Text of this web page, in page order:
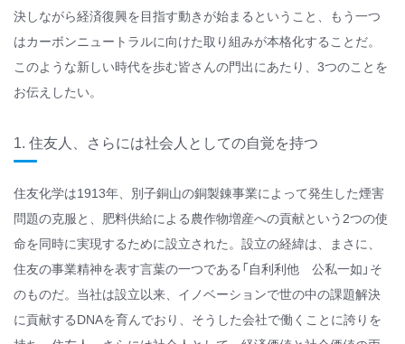
決しながら経済復興を目指す動きが始まるということ、もう一つ
はカーボンニュートラルに向けた取り組みが本格化することだ。
このような新しい時代を歩む皆さんの門出にあたり、3つのことを
お伝えしたい。
1. 住友人、さらには社会人としての自覚を持つ
住友化学は1913年、別子銅山の銅製錬事業によって発生した煙害
問題の克服と、肥料供給による農作物増産への貢献という2つの使
命を同時に実現するために設立された。設立の経緯は、まさに、
住友の事業精神を表す言葉の一つである「自利利他 公私一如」そ
のものだ。当社は設立以来、イノベーションで世の中の課題解決
に貢献するDNAを育んでおり、そうした会社で働くことに誇りを